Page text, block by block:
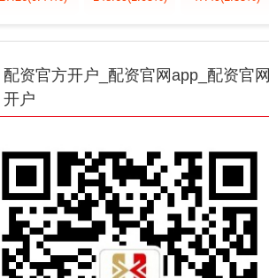
配资官方开户_配资官网app_配资官网
开户